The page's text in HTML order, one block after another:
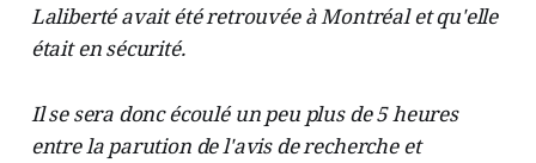
Laliberté avait été retrouvée à Montréal et qu'elle
était en sécurité.
Il se sera donc écoulé un peu plus de 5 heures
entre la parution de l'avis de recherche et